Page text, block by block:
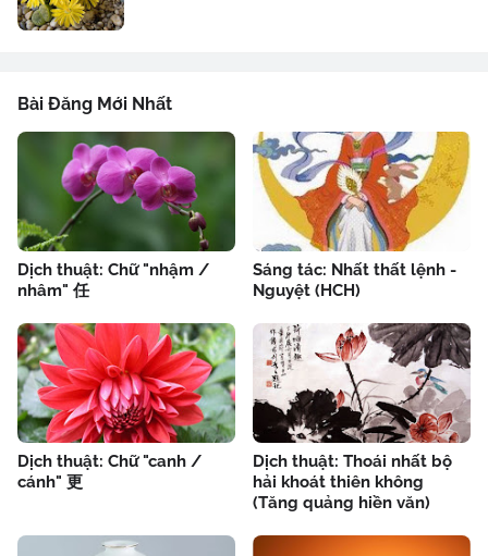
Bài Đăng Mới Nhất
Dịch thuật: Chữ "nhậm /
nhâm" 任
Sáng tác: Nhất thất lệnh -
Nguyệt (HCH)
Dịch thuật: Chữ "canh /
cánh" 更
Dịch thuật: Thoái nhất bộ
hải khoát thiên không
(Tăng quảng hiền văn)